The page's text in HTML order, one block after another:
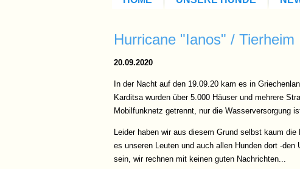
Hurricane "Ianos" / Tierheim
20.09.2020
In der Nacht auf den 19.09.20 kam es in
Karditsa wurden über 5.000 Häuser und mehrere
Mobilfunknetz getrennt, nur die Wasserversorgung
Leider haben wir aus diesem Grund selbst kaum
es unseren Leuten und auch allen Hunden dort -
sein, wir rechnen mit keinen guten Nachrichten...